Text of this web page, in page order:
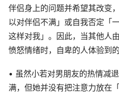
伴侣身上的问题并希望其改变
以对伴侣不满」或自我否定「
这样对我」。因此，当其他人
愤怒情绪时，自卑的人体验到
• 虽然小若对男朋友的热情减
满，但她并没有把注意力放在